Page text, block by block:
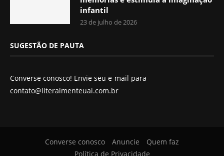
infantil
23 de julho de 2026
SUGESTÃO DE PAUTA
Converse conosco! Envie seu e-mail para
contato@literalmenteuai.com.br
Converse conosco Anuncie
Quem faz
Política de Privacidade